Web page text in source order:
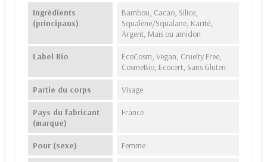
Ingrédients
(principaux)
Bambou, Cacao, Silice,
Squalène/Squalane, Karité,
Argent, Maïs ou amidon
Label Bio
EcoCosm, Vegan, Cruelty Free,
CosmeBio, Ecocert, Sans Gluten
Partie du corps Visage
Pays du fabricant
(marque)
France
Pour (sexe) Femme